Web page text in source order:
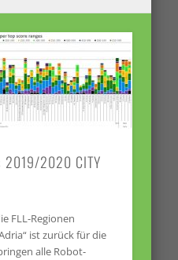
2019/2020 CITY
FLL-Regionen
ist zurück für die
alle Robot-